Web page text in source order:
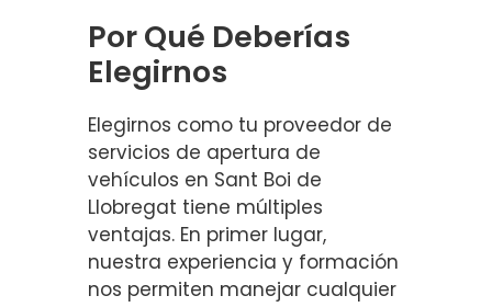
Por Qué Deberías
Elegirnos
Elegirnos como tu proveedor de
servicios de apertura de
vehículos en Sant Boi de
Llobregat tiene múltiples
ventajas. En primer lugar,
nuestra experiencia y formación
nos permiten manejar cualquier